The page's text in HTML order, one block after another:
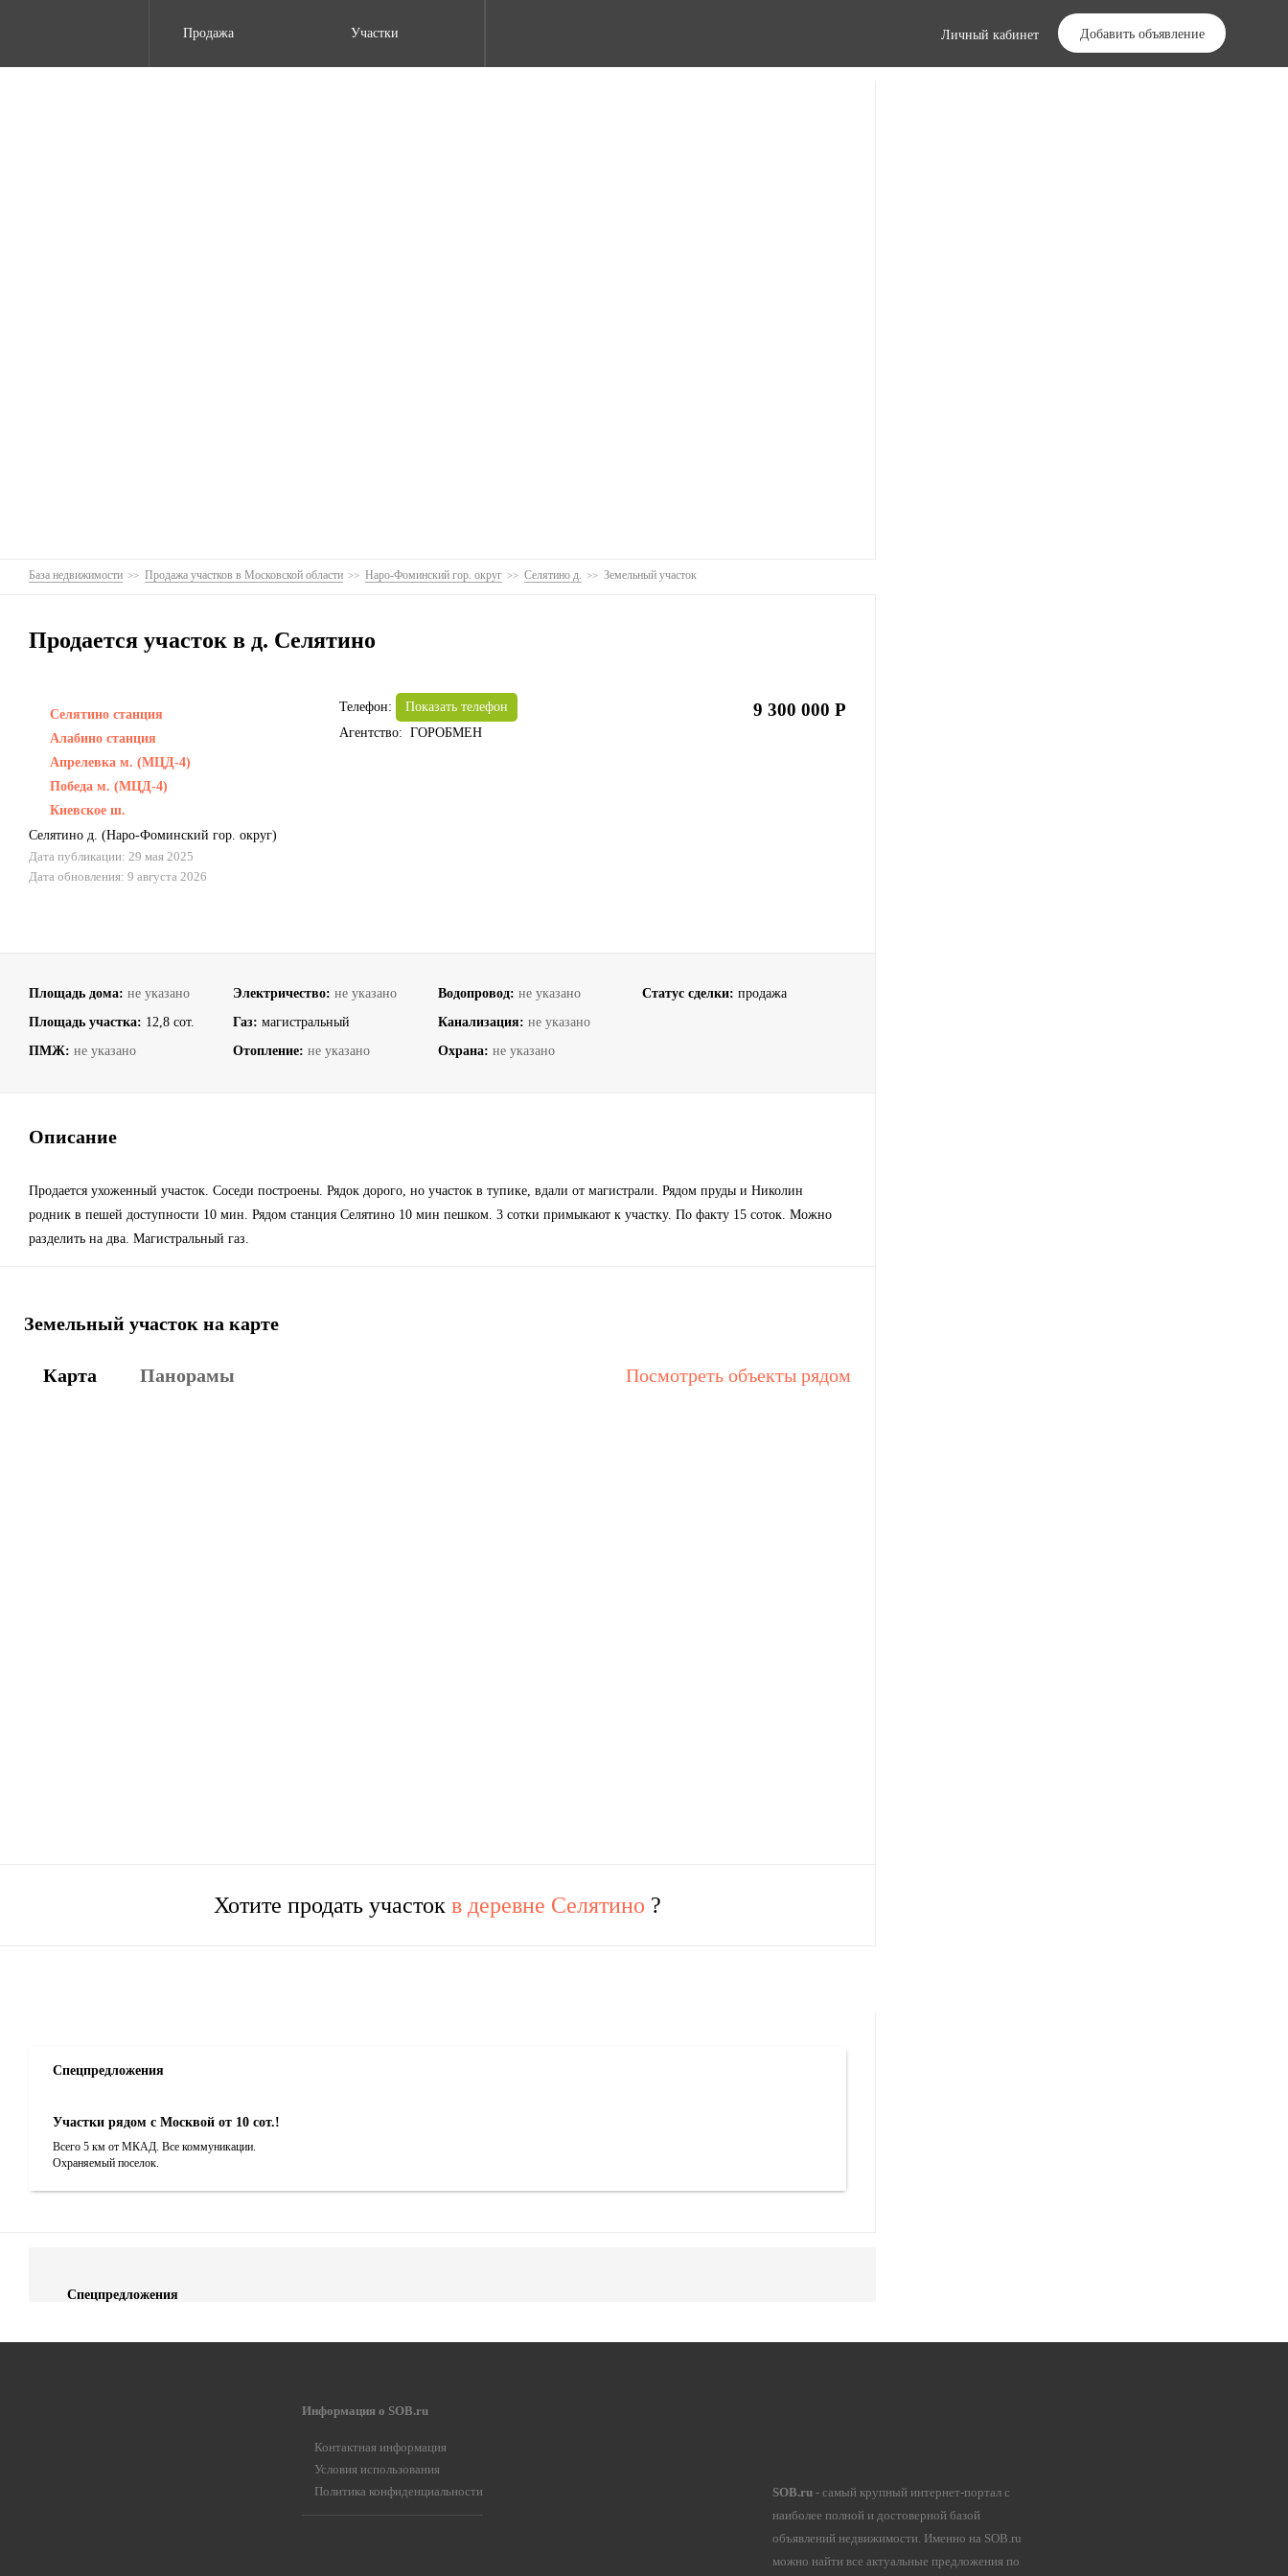
Продажа Участки Личный кабинет Добавить объявление
База недвижимости Продажа участков в Московской области Наро-Фоминский гор. округ Селятино д. Земельный участок
Продается участок в д. Селятино
9 300 000 Р
Селятино станция
Алабино станция
Апрелевка м. (МЦД-4)
Победа м. (МЦД-4)
Киевское ш.
Селятино д. (Наро-Фоминский гор. округ)
Дата публикации: 29 мая 2025
Дата обновления: 9 августа 2026
Телефон:
Показать телефон
Агентство: ГОРОБМЕН
Площадь дома: не указано
Площадь участка: 12,8 сот.
ПМЖ: не указано
Электричество: не указано
Газ: магистральный
Отопление: не указано
Водопровод: не указано
Канализация: не указано
Охрана: не указано
Статус сделки: продажа
Описание
Продается ухоженный участок. Соседи построены. Рядок дорого, но участок в тупике, вдали от магистрали. Рядом пруды и Николин
родник в пешей доступности 10 мин. Рядом станция Селятино 10 мин пешком. 3 сотки примыкают к участку. По факту 15 соток. Можно
разделить на два. Магистральный газ.
Земельный участок на карте
Карта Панорамы Посмотреть объекты рядом
Хотите продать участок в деревне Селятино ?
Спецпредложения
Участки рядом с Москвой от 10 сот.!
Всего 5 км от МКАД. Все коммуникации.
Охраняемый поселок.
Спецпредложения
Информация о SOB.ru
Контактная информация
Условия использования
Политика конфиденциальности
SOB.ru- самый крупный интернет-портал с
наиболее полной и достоверной базой
объявлений недвижимости. Именно на SOB.ru
можно найти все актуальные предложения по